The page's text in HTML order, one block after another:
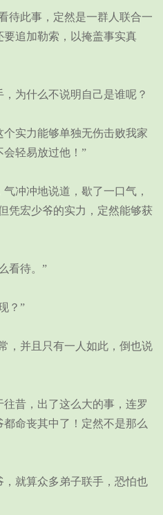
待此事，定然是一群人联合一
追加勒索，以掩盖事实真
为什么不说明自己是谁呢？
实力能够单独无伤击败我家
轻易放过他！”
冲冲地说道，歇了一口气，
凭宏少爷的实力，定然能够获
看待。”
？”
，并且只有一人如此，倒也说
昔，出了这么大的事，连罗
命丧其中了！定然不是那么
就算众多弟子联手，恐怕也